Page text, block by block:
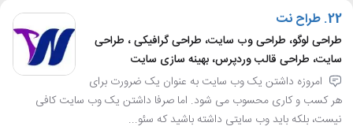
22. طراح نت
طراحی لوگو، طراحی وب سایت، طراحی گرافیکی ، طراحی
سایت، طراحی قالب وردپرس، بهینه سازی سایت
امروزه داشتن یک وب سایت به عنوان یک ضرورت برای
هر کسب و کاری محسوب می شود. اما صرفا داشتن یک وب سایت کافی
نیست، بلکه باید وب سایتی داشته باشید که سئو...